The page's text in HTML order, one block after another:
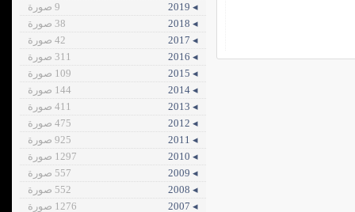
◂ 2019
9 صورة
◂ 2018
38 صورة
◂ 2017
42 صورة
◂ 2016
311 صورة
◂ 2015
109 صورة
◂ 2014
144 صورة
◂ 2013
411 صورة
◂ 2012
475 صورة
◂ 2011
925 صورة
◂ 2010
1297 صورة
◂ 2009
557 صورة
◂ 2008
552 صورة
◂ 2007
1276 صورة